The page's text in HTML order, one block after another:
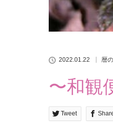
2022.01.22 暦
〜和観
Tweet